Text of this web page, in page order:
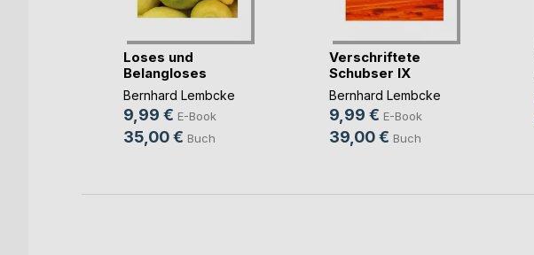
Loses und
Belangloses
Bernhard Lembcke
9,99 € E-Book
35,00 € Buch
Verschriftete
Schubser IX
Bernhard Lembcke
9,99 € E-Book
39,00 € Buch